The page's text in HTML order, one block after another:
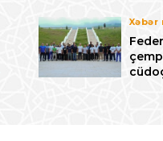
Xəbər